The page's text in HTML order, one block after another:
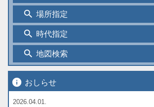
search 場所指定
search 時代指定
search 地図検索
info おしらせ
2026.04.01.